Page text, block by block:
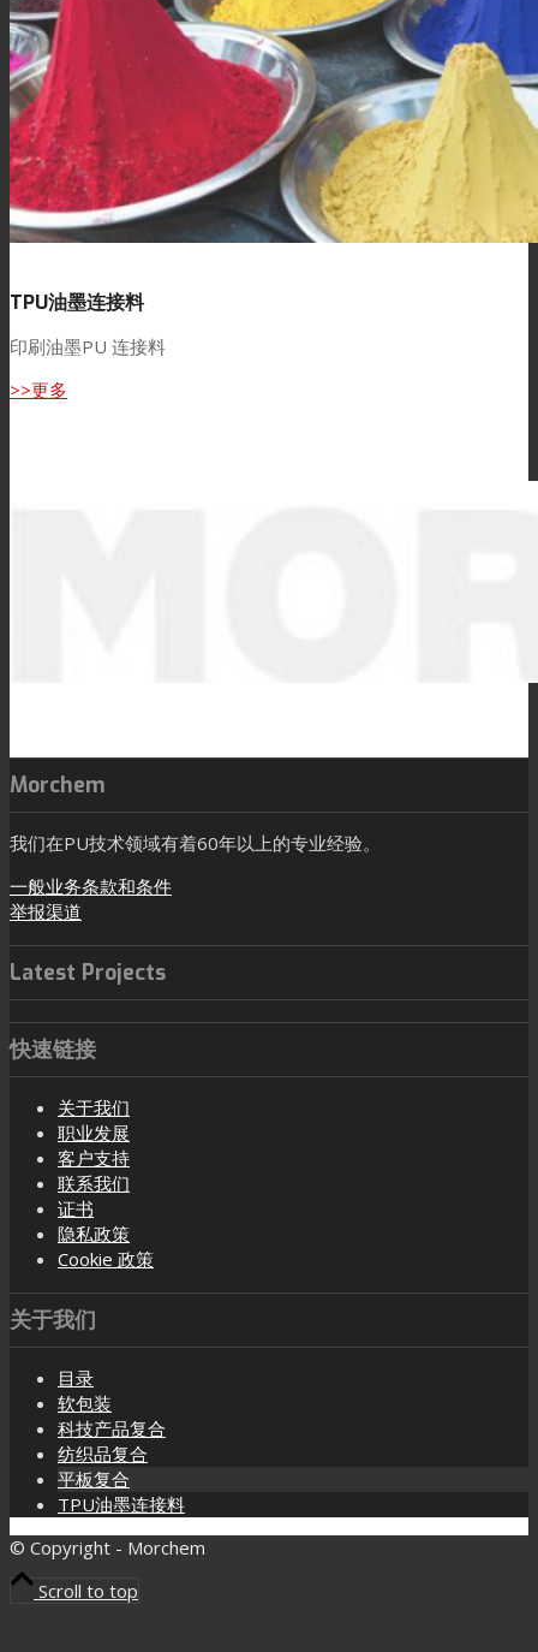
TPU油墨连接料
印刷油墨PU 连接料
>>更多
Morchem
我们在PU技术领域有着60年以上的专业经验。
一般业务条款和条件
举报渠道
Latest Projects
快速链接
关于我们
职业发展
客户支持
联系我们
证书
隐私政策
Cookie 政策
关于我们
目录
软包装
科技产品复合
纺织品复合
平板复合
TPU油墨连接料
© Copyright - Morchem
Scroll to top